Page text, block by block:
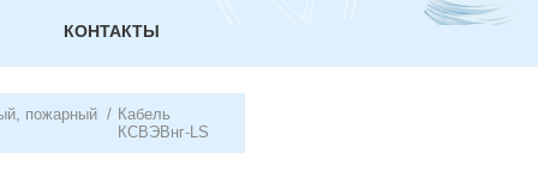
КОНТАКТЫ
пожарный / Кабель
КСВЭВнг-LS